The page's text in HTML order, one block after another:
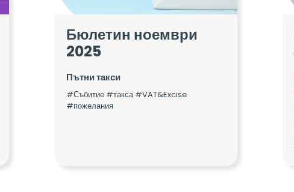
Бюлетин ноември
2025
Пътни такси
#Събитие #такса #VAT&Excise
#пожелания